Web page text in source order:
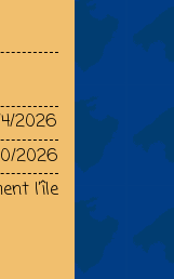
2026
2026
l’île